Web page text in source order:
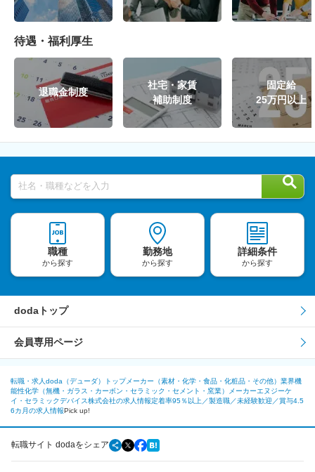
待遇・福利厚生
退職金制度
社宅・家賃
補助制度
固定給
25万円以上
社名・職種などを入力
職種
から探す
勤務地
から探す
詳細条件
から探す
dodaトップ
会員専用ページ
転職・求人doda（デューダ）トップメーカー（素材・化学・食品・化粧品・その他）業界機
能性化学（無機・ガラス・カーボン・セラミック・セメント・窯業）メーカーエヌジーケ
イ・セラミックデバイス株式会社の求人情報定着率95％以上／製造職／未経験歓迎／賞与4.5
6カ月の求人情報Pick up!
転職サイト dodaをシェア